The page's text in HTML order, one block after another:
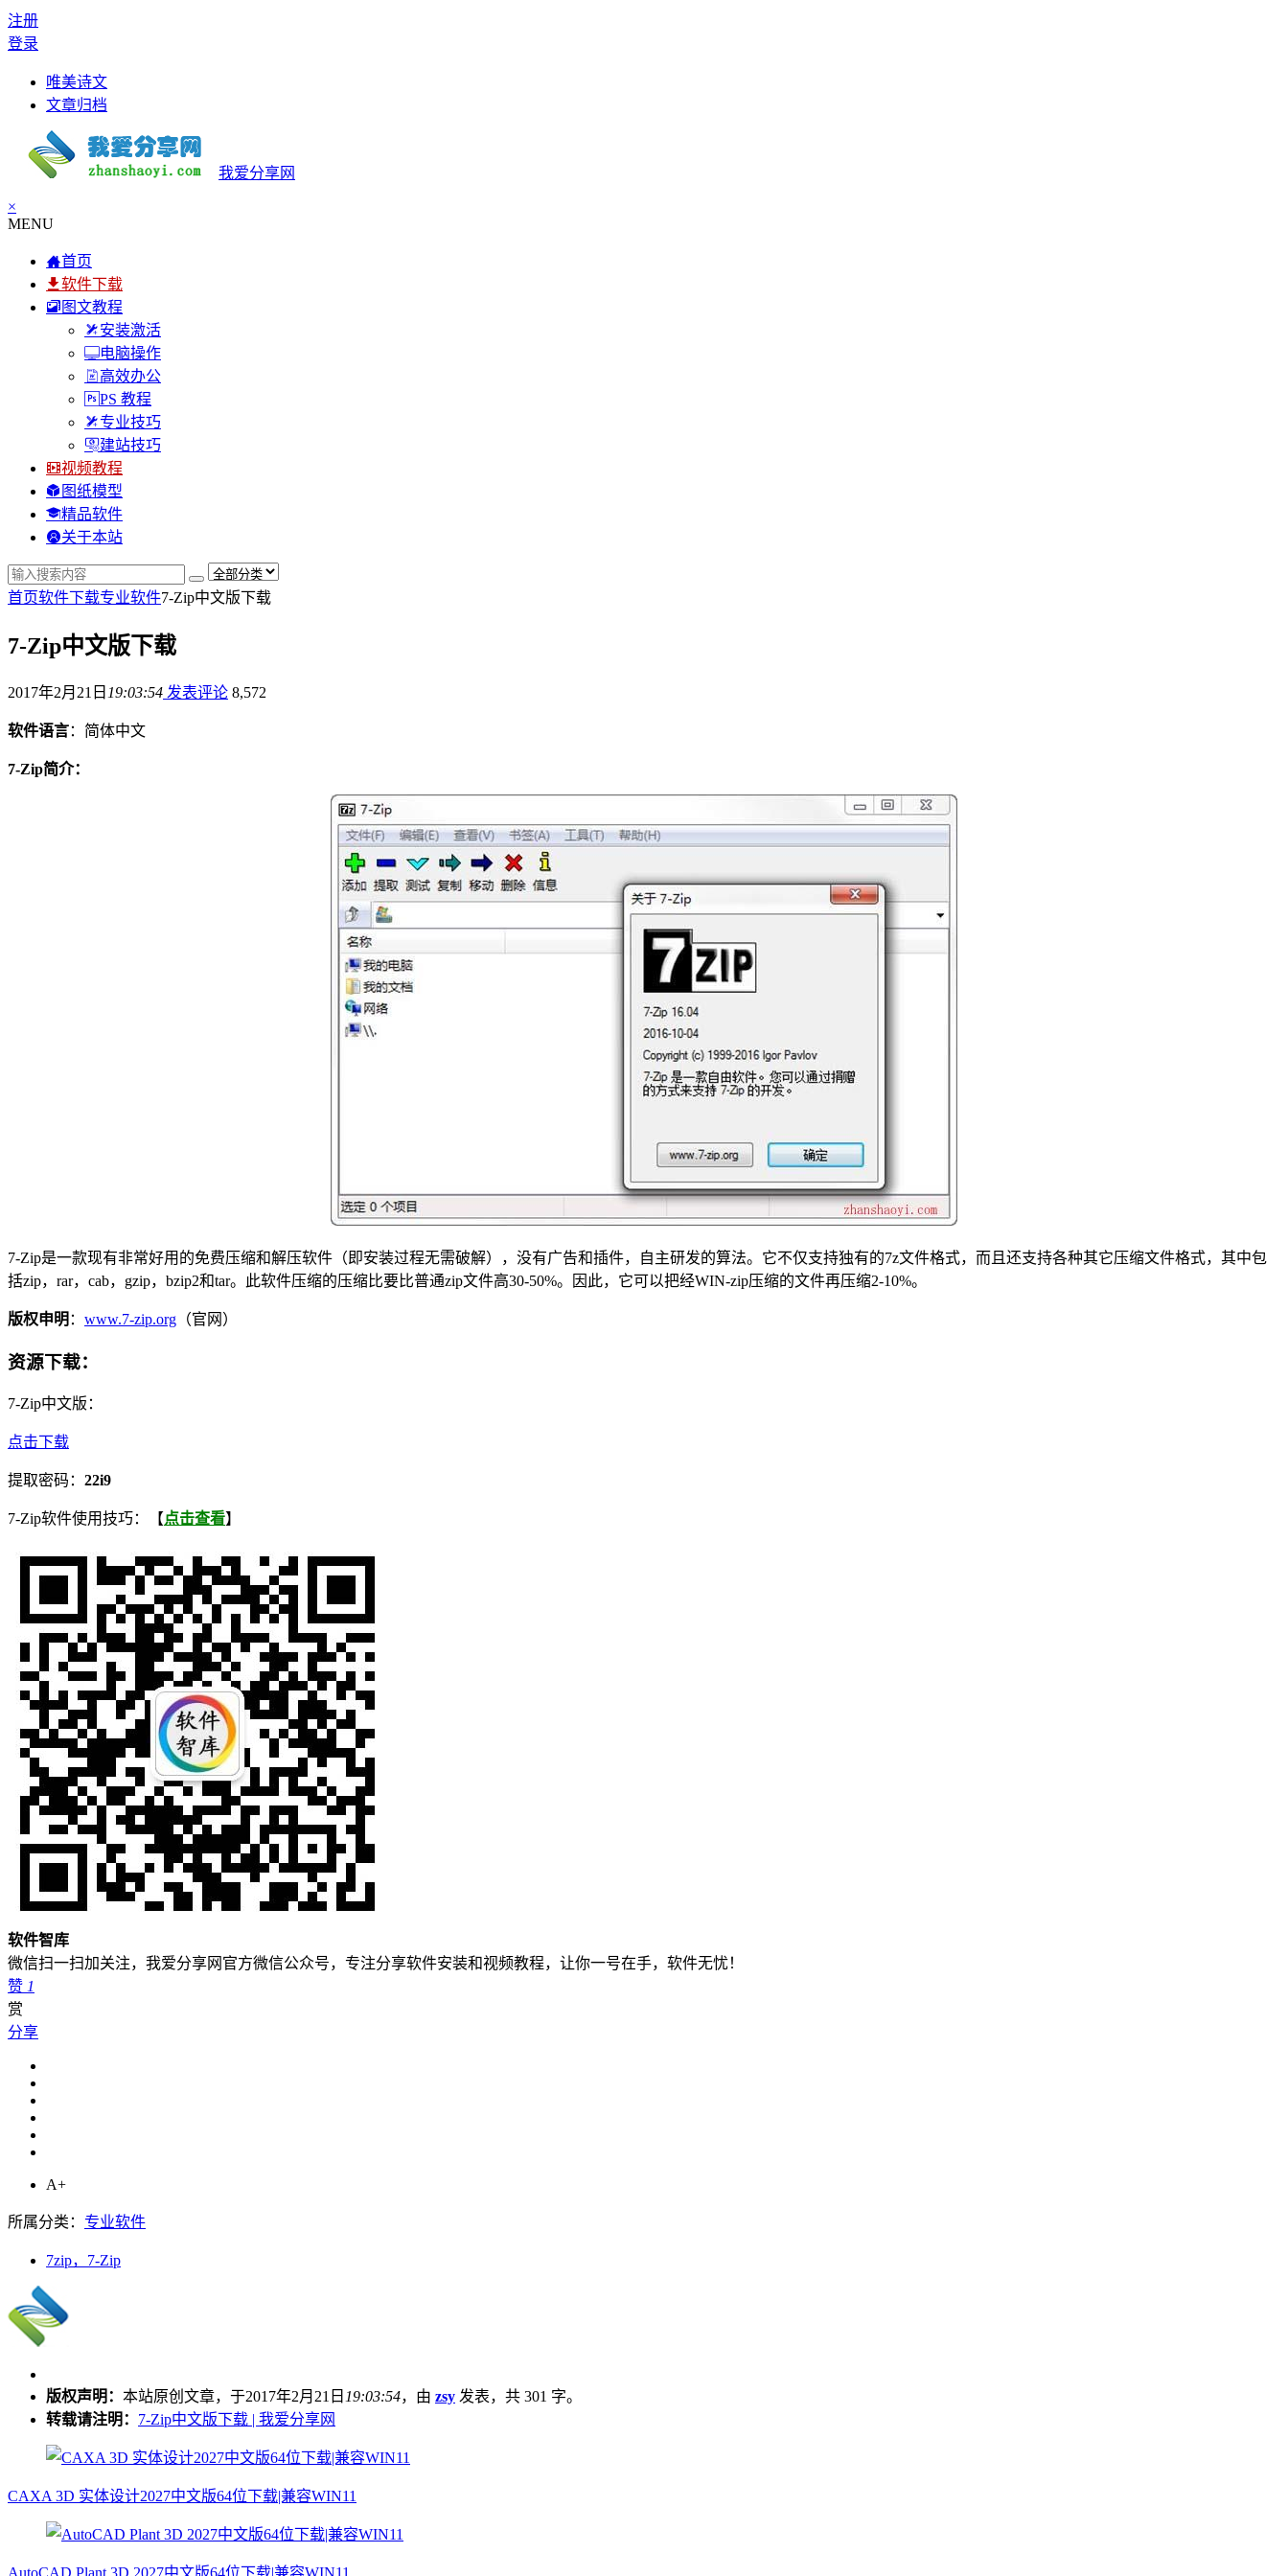
注册
登录
唯美诗文
文章归档
我爱分享网
×
MENU
首页
软件下载
图文教程
安装激活
电脑操作
高效办公
PS 教程
专业技巧
建站技巧
视频教程
图纸模型
精品软件
关于本站
首页软件下载专业软件7-Zip中文版下载
7-Zip中文版下载
2017年2月21日 19:03:54 发表评论 8,572
软件语言：简体中文
7-Zip简介：
7-Zip是一款现有非常好用的免费压缩和解压软件（即安装过程无需破解），没有广告和插件，自主研发的算法。它不仅支持独有的7z文件格式，而且还支持各种其它压缩文件格式，其中包
括zip，rar，cab，gzip，bzip2和tar。此软件压缩的压缩比要比普通zip文件高30-50%。因此，它可以把经WIN-zip压缩的文件再压缩2-10%。
版权申明 ： www.7-zip.org （官网）
资源下载：
7-Zip中文版：
点击下载
提取密码： 22i9
7-Zip软件使用技巧：【点击查看】
软件智库
微信扫一扫加关注，我爱分享网官方微信公众号，专注分享软件安装和视频教程，让你一号在手，软件无忧！
赞 1
赏
分享
A+
所属分类： 专业软件
7zip，7-Zip
版权声明： 本站原创文章，于2017年2月21日 19:03:54，由 zsy 发表，共 301 字。
转载请注明： 7-Zip中文版下载 | 我爱分享网
CAXA 3D 实体设计2027中文版64位下载|兼容WIN11